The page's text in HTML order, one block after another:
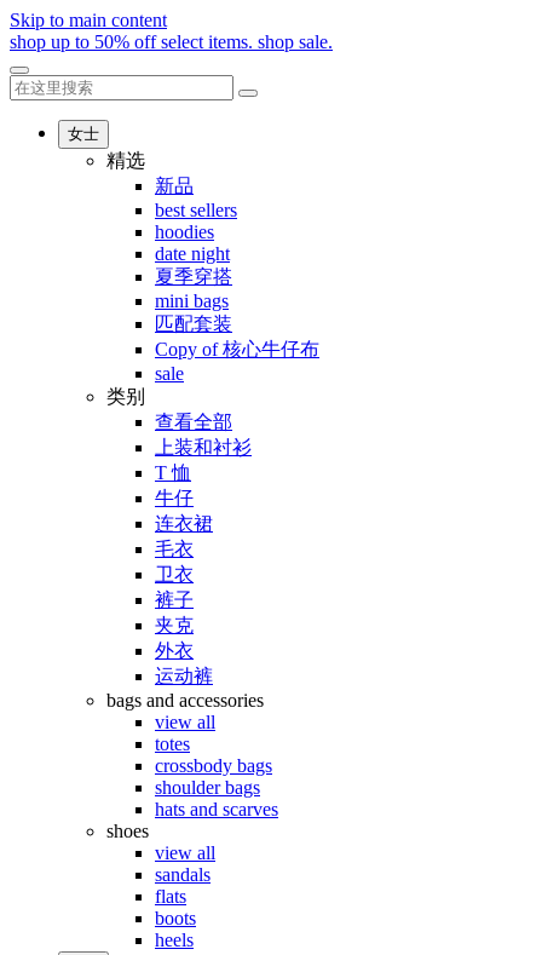
Skip to main content
shop up to 50% off select items. shop sale.
女士
精选
新品
best sellers
hoodies
date night
夏季穿搭
mini bags
匹配套装
Copy of 核心牛仔布
sale
类别
查看全部
上装和衬衫
T 恤
牛仔
连衣裙
毛衣
卫衣
裤子
夹克
外衣
运动裤
bags and accessories
view all
totes
crossbody bags
shoulder bags
hats and scarves
shoes
view all
sandals
flats
boots
heels